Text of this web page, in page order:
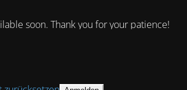
soon. Thank you for your patience!